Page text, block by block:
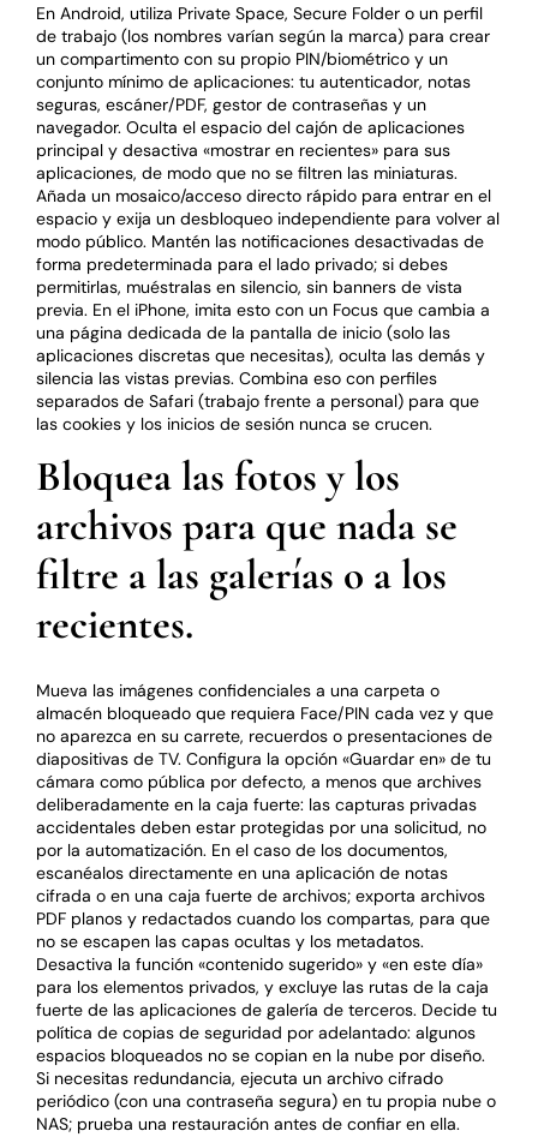
En Android, utiliza Private Space, Secure Folder o un perfil
de trabajo (los nombres varían según la marca) para crear
un compartimento con su propio PIN/biométrico y un
conjunto mínimo de aplicaciones: tu autenticador, notas
seguras, escáner/PDF, gestor de contraseñas y un
navegador. Oculta el espacio del cajón de aplicaciones
principal y desactiva «mostrar en recientes» para sus
aplicaciones, de modo que no se filtren las miniaturas.
Añada un mosaico/acceso directo rápido para entrar en el
espacio y exija un desbloqueo independiente para volver al
modo público. Mantén las notificaciones desactivadas de
forma predeterminada para el lado privado; si debes
permitirlas, muéstralas en silencio, sin banners de vista
previa. En el iPhone, imita esto con un Focus que cambia a
una página dedicada de la pantalla de inicio (solo las
aplicaciones discretas que necesitas), oculta las demás y
silencia las vistas previas. Combina eso con perfiles
separados de Safari (trabajo frente a personal) para que
las cookies y los inicios de sesión nunca se crucen.
Bloquea las fotos y los
archivos para que nada se
filtre a las galerías o a los
recientes.
Mueva las imágenes confidenciales a una carpeta o
almacén bloqueado que requiera Face/PIN cada vez y que
no aparezca en su carrete, recuerdos o presentaciones de
diapositivas de TV. Configura la opción «Guardar en» de tu
cámara como pública por defecto, a menos que archives
deliberadamente en la caja fuerte: las capturas privadas
accidentales deben estar protegidas por una solicitud, no
por la automatización. En el caso de los documentos,
escanéalos directamente en una aplicación de notas
cifrada o en una caja fuerte de archivos; exporta archivos
PDF planos y redactados cuando los compartas, para que
no se escapen las capas ocultas y los metadatos.
Desactiva la función «contenido sugerido» y «en este día»
para los elementos privados, y excluye las rutas de la caja
fuerte de las aplicaciones de galería de terceros. Decide tu
política de copias de seguridad por adelantado: algunos
espacios bloqueados no se copian en la nube por diseño.
Si necesitas redundancia, ejecuta un archivo cifrado
periódico (con una contraseña segura) en tu propia nube o
NAS; prueba una restauración antes de confiar en ella.